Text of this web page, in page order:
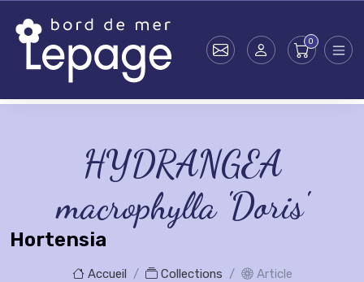
HYDRANGEA
macrophylla 'Doris'
Hortensia
Accueil Collections Article